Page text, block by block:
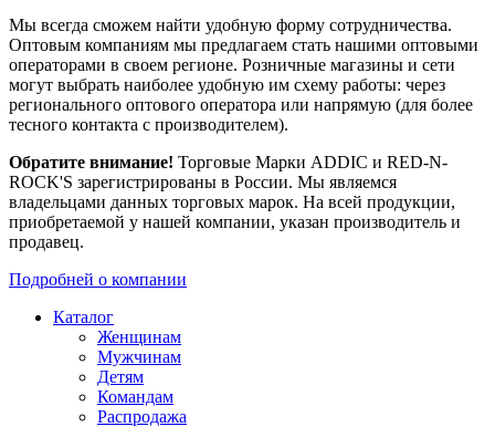
Мы всегда сможем найти удобную форму сотрудничества.
Оптовым компаниям мы предлагаем стать нашими оптовыми
операторами в своем регионе. Розничные магазины и сети
могут выбрать наиболее удобную им схему работы: через
регионального оптового оператора или напрямую (для более
тесного контакта с производителем).
Обратите внимание! Торговые Марки ADDIC и RED-N-
ROCK'S зарегистрированы в России. Мы являемся
владельцами данных торговых марок. На всей продукции,
приобретаемой у нашей компании, указан производитель и
продавец.
Подробней о компании
Каталог
Женщинам
Мужчинам
Детям
Командам
Распродажа